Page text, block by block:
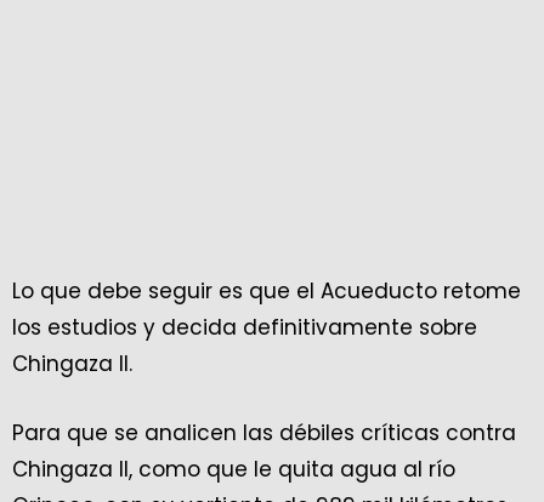
Lo que debe seguir es que el Acueducto retome
los estudios y decida definitivamente sobre
Chingaza II.
Para que se analicen las débiles críticas contra
Chingaza II, como que le quita agua al río